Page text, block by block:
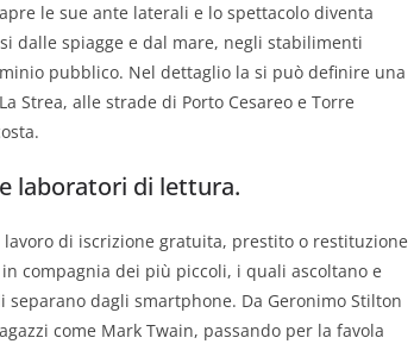
le sue ante laterali e lo spettacolo diventa
dalle spiagge e dal mare, negli stabilimenti
pubblico. Nel dettaglio la si può definire una
Strea, alle strade di Porto Cesareo e Torre
laboratori di lettura.
di iscrizione gratuita, prestito o restituzione
compagnia dei più piccoli, i quali ascoltano e
dagli smartphone. Da Geronimo Stilton
come Mark Twain, passando per la favola